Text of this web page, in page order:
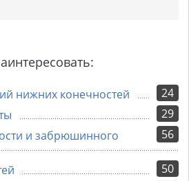
24
нижних конечностей
29
56
и забрюшинного
50